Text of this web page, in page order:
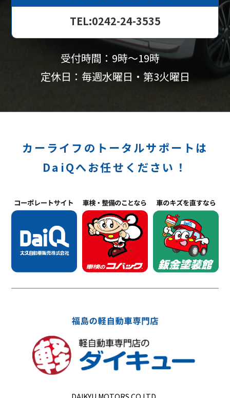
TEL:0242-24-3535
受付時間：9時〜19時
定休日：毎週水曜日・第3火曜日
カーライフのトータルサポートは
DaiQへお任せください！